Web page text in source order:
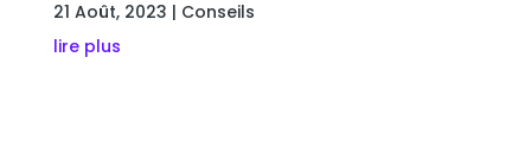
21 Août, 2023 | Conseils
lire plus